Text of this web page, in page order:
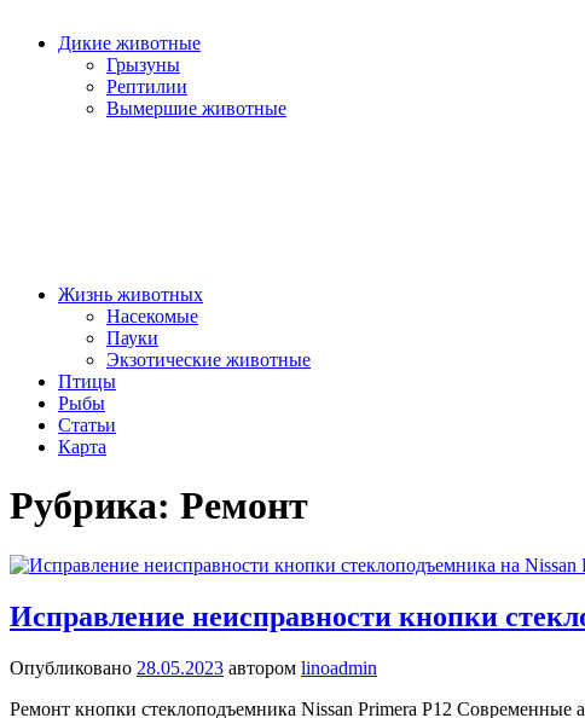
Дикие животные
Грызуны
Рептилии
Вымершие животные
Жизнь животных
Насекомые
Пауки
Экзотические животные
Птицы
Рыбы
Статьи
Карта
Рубрика: Ремонт
Исправление неисправности кнопки
Опубликовано 28.05.2023 автором linoadmin
Ремонт кнопки стеклоподъемника Nissan Primera P12